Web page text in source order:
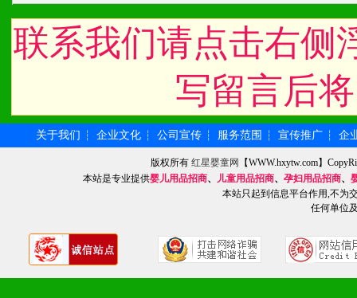
2、不断开创新产品不断满
化。
九、加盟优势
1、广告企划支持：产品手
品全面配赠，免费提供软
2、市场保护支持：供优质
联系我们请点击右侧
写留言后
关于我们 ┆ 企业文化 ┆ 公司宣传 ┆ 服务范围 ┆ 宣传推广 ┆ 企
版权所有红星婴童网
【WWW.hxytw.com】
本站是专业提供婴儿用品招商、 儿童用品招商、 孕妇用品招商、
本站只起到信息平台作用,不为
任何单位